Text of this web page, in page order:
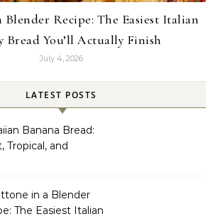
Blender Recipe: The Easiest Italian
Bread You’ll Actually Finish
July 4, 2026
LATEST POSTS
Banana Bread:
Tropical, and
in a Blender
The Easiest Italian